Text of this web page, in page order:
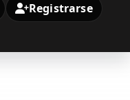
Registrarse